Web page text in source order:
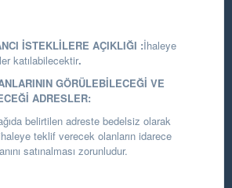
İSTEKLİLERE AÇIKLIĞI :İhaleye
katılabilecektir.
GÖRÜLEBİLECEĞİ VE
ADRESLER:
belirtilen adreste bedelsiz olarak
teklif verecek olanların idarece
satınalması zorunludur.